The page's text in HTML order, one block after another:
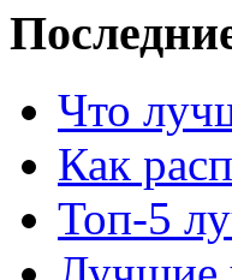
Что
Как
Топ-5